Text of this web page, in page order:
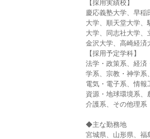
【採用実績校】
慶応義塾大学、早
大学、順天堂大学、
大学、同志社大学、
金沢大学、高崎経済
【採用予定学科】
法学・政策系、経済
学系、宗教・神学系
電気・電子系、情報
資源・地球環境系、
介護系、その他理系
◆主な勤務地
宮城県、山形県、福